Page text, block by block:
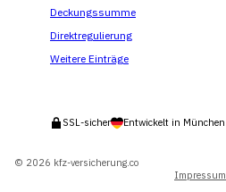
Deckungssumme
Direktregulierung
Weitere Einträge
© 2026 kfz-versicherung.co
Impressum
SSL-sicher Entwickelt in München